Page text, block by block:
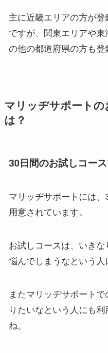
主に近畿エリアの方が
ですが、関東エリアや
の他の都道府県の方も登
マリッヂサポートの
は？
30日間のお試しコー
マリッヂサポートには
用意されています。
お試しコースは、いき
悩んでしまうなという人
またマリッヂサポート
りたいなという人にも
ね。